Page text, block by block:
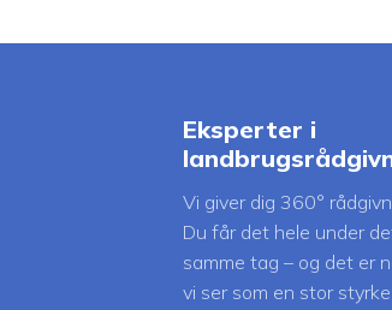
Eksperter i
Vi giver dig 360°
Du får det hele under
samme tag – og det er
vi ser som en stor styrke.